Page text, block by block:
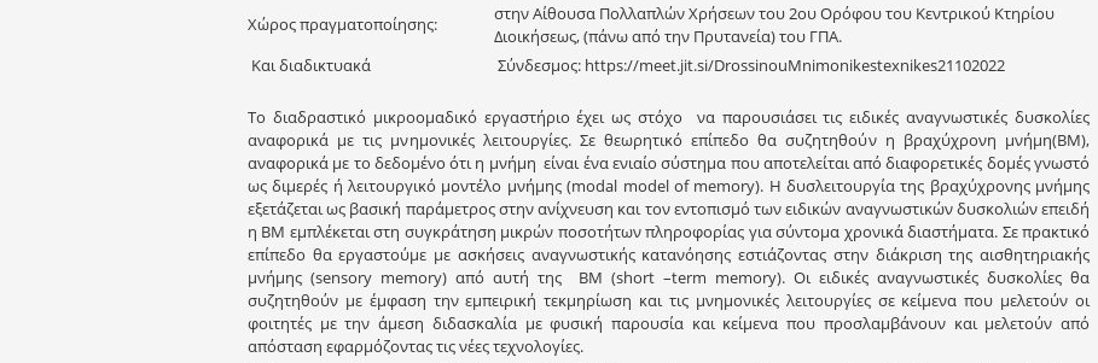
Χώρος πραγματοποίησης:
στην Αίθουσα Πολλαπλών Χρήσεων του 2ου Ορόφου του Κεντρικού Κτηρίου
Διοικήσεως, (πάνω από την Πρυτανεία) του ΓΠΑ.
Και διαδικτυακά
Σύνδεσμος: https://meet.jit.si/DrossinouMnimonikestexnikes21102022
Το διαδραστικό μικροομαδικό εργαστήριο έχει ως στόχο να παρουσιάσει τις ειδικές αναγνωστικές δυσκολίες
αναφορικά με τις μνημονικές λειτουργίες. Σε θεωρητικό επίπεδο θα συζητηθούν η βραχύχρονη μνήμη(ΒΜ),
αναφορικά με το δεδομένο ότι η μνήμη είναι ένα ενιαίο σύστημα που αποτελείται από διαφορετικές δομές γνωστό
ως διμερές ή λειτουργικό μοντέλο μνήμης (modal model of memory). H δυσλειτουργία της βραχύχρονης μνήμης
εξετάζεται ως βασική παράμετρος στην ανίχνευση και τον εντοπισμό των ειδικών αναγνωστικών δυσκολιών επειδή
η ΒΜ εμπλέκεται στη συγκράτηση μικρών ποσοτήτων πληροφορίας για σύντομα χρονικά διαστήματα. Σε πρακτικό
επίπεδο θα εργαστούμε με ασκήσεις αναγνωστικής κατανόησης εστιάζοντας στην διάκριση της αισθητηριακής
μνήμης (sensory memory) από αυτή της ΒΜ (short –term memory). Οι ειδικές αναγνωστικές δυσκολίες θα
συζητηθούν με έμφαση την εμπειρική τεκμηρίωση και τις μνημονικές λειτουργίες σε κείμενα που μελετούν οι
φοιτητές με την άμεση διδασκαλία με φυσική παρουσία και κείμενα που προσλαμβάνουν και μελετούν από
απόσταση εφαρμόζοντας τις νέες τεχνολογίες.